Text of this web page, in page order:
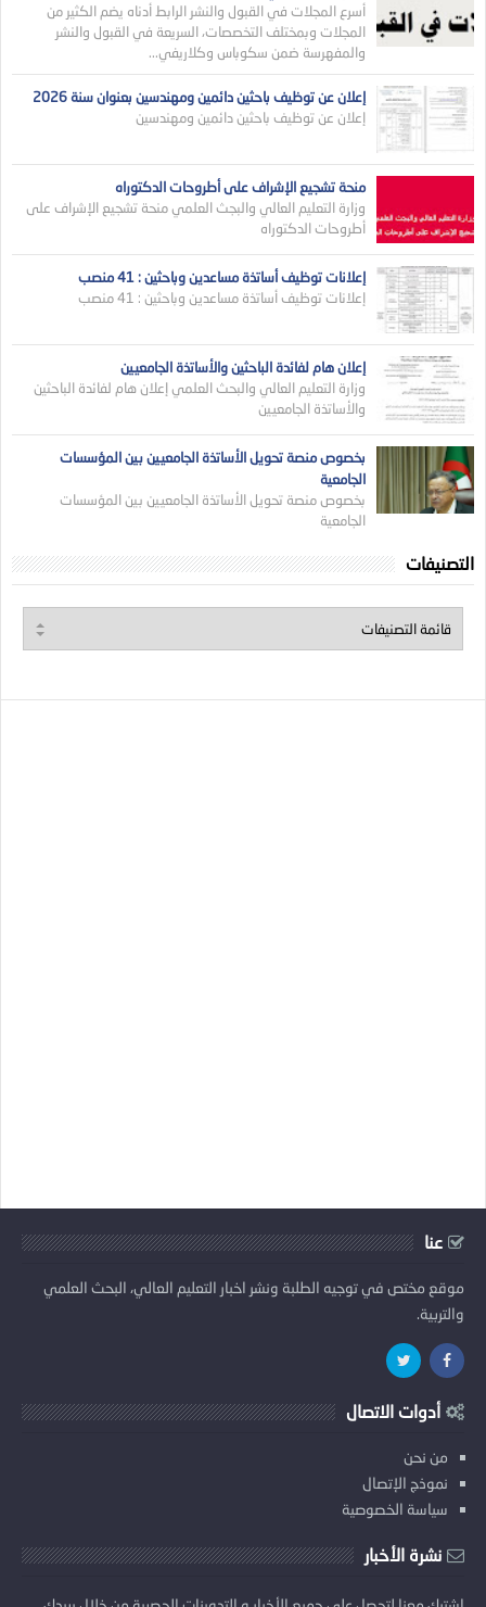
أسرع المجلات في القبول والنشر الرابط أدناه يضم الكثير من
المجلات وبمختلف التخصصات، السريعة في القبول والنشر
والمفهرسة ضمن سكوباس وكلاريفي...
إعلان عن توظيف باحثين دائمين ومهندسين بعنوان سنة 2026
إعلان عن توظيف باحثين دائمين ومهندسين
منحة تشجيع الإشراف على أطروحات الدكتوراه
وزارة التعليم العالي والبجث العلمي منحة تشجيع الإشراف على
أطروحات الدكتوراه
إعلانات توظيف أساتذة مساعدين وباحثين : 41 منصب
إعلانات توظيف أساتذة مساعدين وباحثين : 41 منصب
إعلان هام لفائدة الباحثين والأساتذة الجامعيين
وزارة التعليم العالي والبحث العلمي إعلان هام لفائدة الباحثين
والأساتذة الجامعيين
بخصوص منصة تحويل الأساتذة الجامعيين بين المؤسسات
الجامعية
بخصوص منصة تحويل الأساتذة الجامعيين بين المؤسسات
الجامعية
التصنيفات
عنا
موقع مختص في توجيه الطلبة ونشر اخبار التعليم العالي، البحث العلمي
والتربية.
أدوات الاتصال
من نحن
نموذج الإتصال
سياسة الخصوصية
نشرة الأخبار